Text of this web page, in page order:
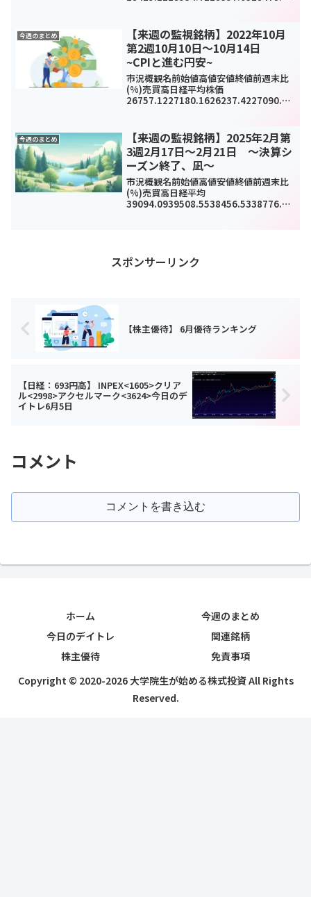
今週のまとめ
【来週の監視銘柄】2022年10月
第2週10月10日～10月14日
~CPIと進む円安~
市況概観名前始値高値安値終値前週末比
(%)売買高日経平均株価
26757.1227180.1626237.4227090.76
691906.071854.611898.19-8...
今週のまとめ
【来週の監視銘柄】2025年2月第
3週2月17日～2月21日 ～決算シ
ーズン終了、凪～
市況概観名前始値高値安値終値前週末比
(%)売買高日経平均
39094.0939508.5538456.5338776.94
スポンサーリンク
【株主優待】 6月優待ランキング
【日経：693円高】 INPEX<1605>クリア
ル<2998>アクセルマーク<3624>今日のデ
イトレ6月5日
コメント
コメントを書き込む
ホーム
今週のまとめ
今日のデイトレ
関連銘柄
株主優待
免責事項
Copyright © 2020-2026 大学院生が始める株式投資 All Rights
Reserved.